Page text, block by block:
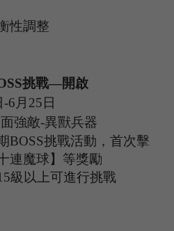
性調整
挑戰—開啟
-6 月 25日
強敵-異獸兵器
BOSS挑戰活動，首次擊
連魔球】等獎勵
級以上可進行挑戰